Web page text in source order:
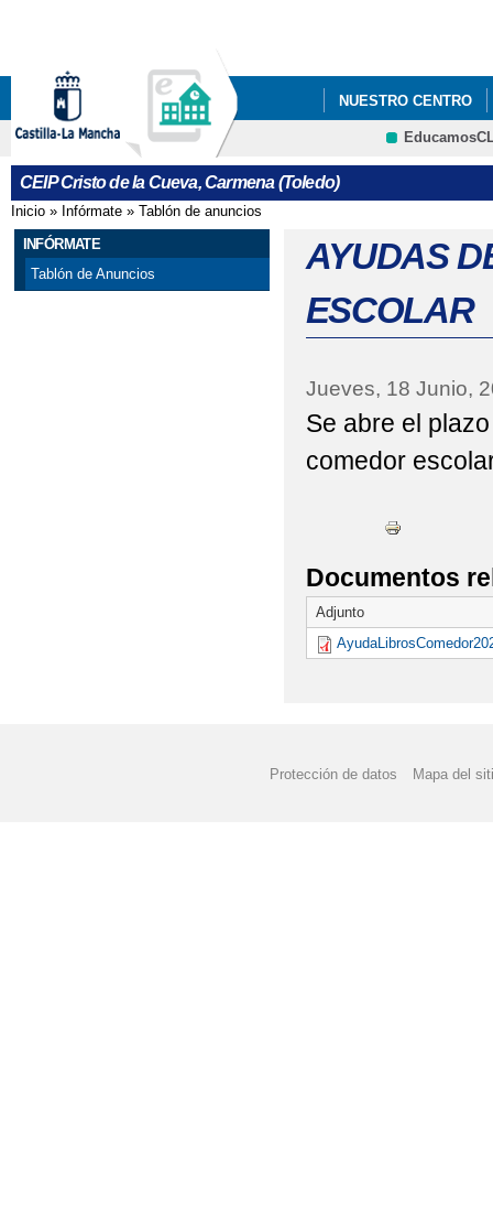
NUESTRO CENTRO
QUÉ HACEMOS
PLAN DIGITAL DE
CEIP Cristo de la Cueva, Carmena (Toledo)
Se encuentra usted aquí
Inicio » Infórmate » Tablón de anuncios
INFÓRMATE
Tablón de Anuncios
AYUDAS
ESCOLAR
Jueves, 18 Junio,
Se abre el
comedor
Documentos
Adjunto
Protección de datos Mapa del